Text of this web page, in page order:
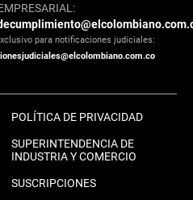
para notificaciones judiciales:
POLÍTICA DE PRIVACIDAD
SUPERINTENDENCIA DE
INDUSTRIA Y COMERCIO
SUSCRIPCIONES